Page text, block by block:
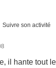
Suivre son activité
il hante tout